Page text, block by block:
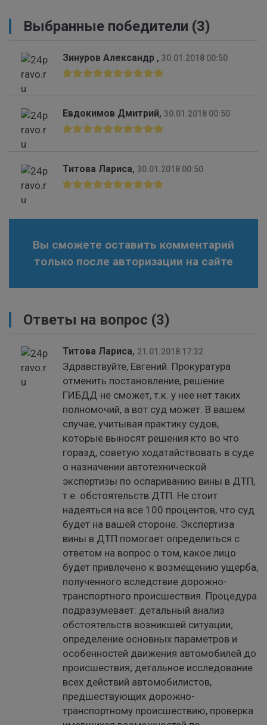
Выбранные победители (3)
Зинуров Александр , 30.01.2018 00:50
Евдокимов Дмитрий, 30.01.2018 00:50
Титова Лариса, 30.01.2018 00:50
Вы сможете оставить комментарий
только после авторизации на сайте
Ответы на вопрос (3)
Титова Лариса, 21.01.2018 17:32
Здравствуйте, Евгений. Прокуратура
отменить постановление, решение
ГИБДД не сможет, т.к. у нее нет таких
полномочий, а вот суд может. В вашем
случае, учитывая практику судов,
которые выносят решения кто во что
горазд, советую ходатайствовать в суде
о назначении автотехнической
экспертизы по оспариванию вины в ДТП,
т.е. обстоятельств ДТП. Не стоит
надеяться на все 100 процентов, что суд
будет на вашей стороне. Экспертиза
вины в ДТП помогает определиться с
ответом на вопрос о том, какое лицо
будет привлечено к возмещению ущерба,
полученного вследствие дорожно-
транспортного происшествия. Процедура
подразумевает: детальный анализ
обстоятельств возникшей ситуации;
определение основных параметров и
особенностей движения автомобилей до
происшествия; детальное исследование
всех действий автомобилистов,
предшествующих дорожно-
транспортному происшествию, проверка